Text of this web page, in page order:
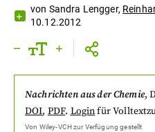
von Sandra Lengger,
10.12.2012
Nachrichten aus der Chemie,
DOI, PDF. Loginfür
Von Wiley-VCHzur Verfügung gestellt